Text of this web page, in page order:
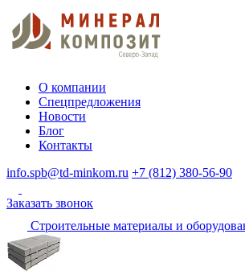
О компании
Спецпредложения
Новости
Блог
Контакты
info.spb@td-minkom.ru +7 (812) 380-56-90
Заказать звонок
Строительные материалы и